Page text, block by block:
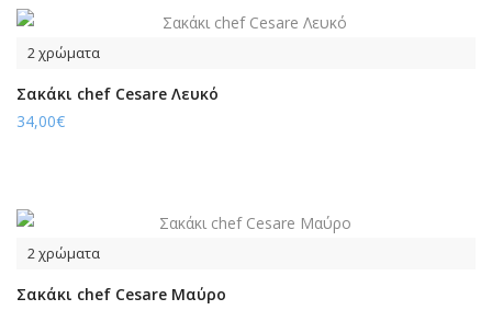
2 χρώματα
Σακάκι chef Cesare Λευκό
34,00€
2 χρώματα
Σακάκι chef Cesare Μαύρο